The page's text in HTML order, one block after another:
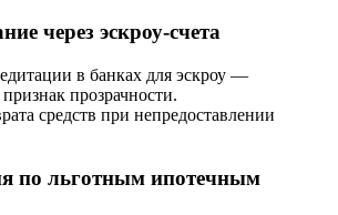
через эскроу-счета
в банках для эскроу —
прозрачности.
средств при непредоставлении
по льготным ипотечным